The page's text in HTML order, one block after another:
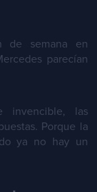
de semana en
parecían
las
Porque la
ya no hay un